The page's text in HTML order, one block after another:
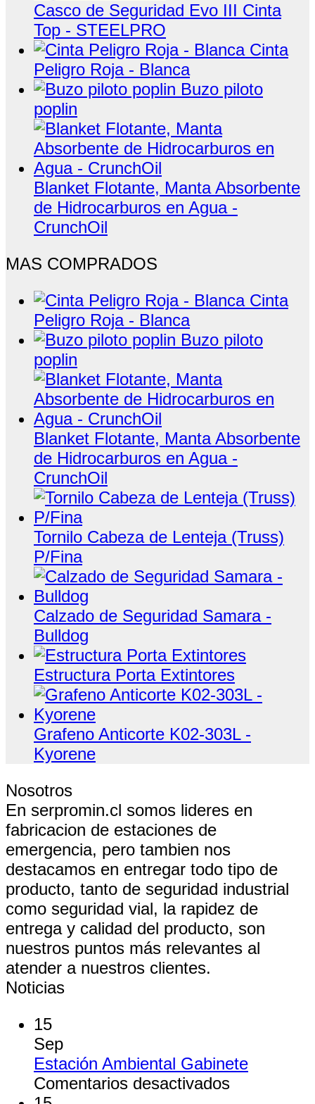
Casco de Seguridad Evo III Cinta
Top - STEELPRO
Cinta
Peligro Roja - Blanca
Buzo piloto
poplin
Blanket Flotante, Manta Absorbente
de Hidrocarburos en Agua -
CrunchOil
MAS COMPRADOS
Cinta
Peligro Roja - Blanca
Buzo piloto
poplin
Blanket Flotante, Manta Absorbente
de Hidrocarburos en Agua -
CrunchOil
Tornilo Cabeza de Lenteja (Truss)
P/Fina
Calzado de Seguridad Samara -
Bulldog
Estructura Porta Extintores
Grafeno Anticorte K02-303L -
Kyorene
Nosotros
En serpromin.cl somos lideres en
fabricacion de estaciones de
emergencia, pero tambien nos
destacamos en entregar todo tipo de
producto, tanto de seguridad industrial
como seguridad vial, la rapidez de
entrega y calidad del producto, son
nuestros puntos más relevantes al
atender a nuestros clientes.
Noticias
15
Sep
Estación Ambiental Gabinete
Comentarios desactivadosen